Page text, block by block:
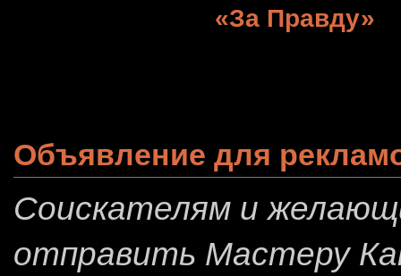
«За Правду»
Объявление для
Соискателям и
отправить Мастеру